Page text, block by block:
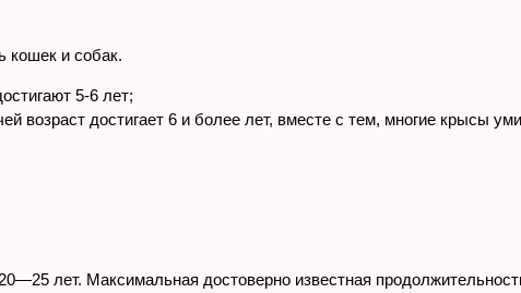
кошек и собак.
5-6 лет;
возраст достигает 6 и более лет, вместе с тем, многие крысы
лет. Максимальная достоверно известная